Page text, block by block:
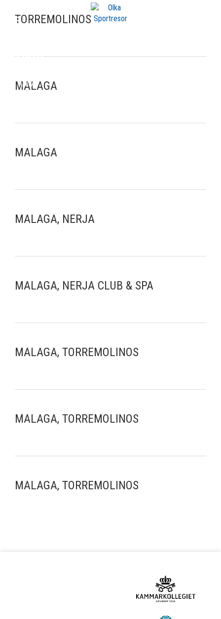
ARKIV
Arkiv
TORREMOLINOS
MALAGA
MALAGA
MALAGA, NERJA
MALAGA, NERJA CLUB & SPA
MALAGA, TORREMOLINOS
MALAGA, TORREMOLINOS
MALAGA, TORREMOLINOS